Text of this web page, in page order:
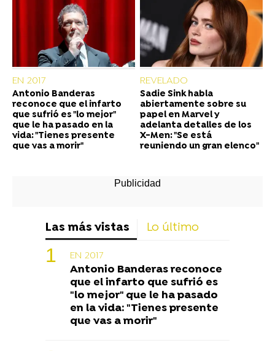
EN 2017
Antonio Banderas
reconoce que el infarto
que sufrió es "lo mejor"
que le ha pasado en la
vida: "Tienes presente
que vas a morir"
REVELADO
Sadie Sink habla
abiertamente sobre su
papel en Marvel y
adelanta detalles de los
X-Men: "Se está
reuniendo un gran elenco"
Las más vistas Lo último
EN 2017
Antonio Banderas reconoce
que el infarto que sufrió es
"lo mejor" que le ha pasado
en la vida: "Tienes presente
que vas a morir"